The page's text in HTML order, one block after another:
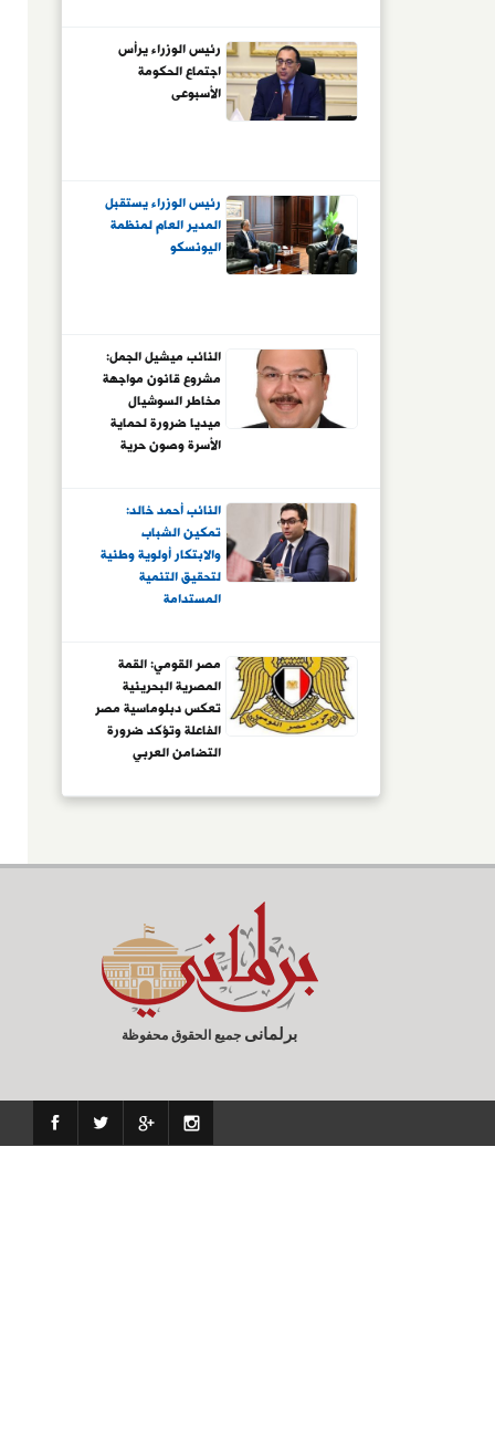
رئيس الوزراء يرأس
اجتماع الحكومة
الأسبوعى
رئيس الوزراء يستقبل
المدير العام لمنظمة
اليونسكو
النائب ميشيل الجمل:
مشروع قانون مواجهة
مخاطر السوشيال
ميديا ضرورة لحماية
الأسرة وصون حرية
النائب أحمد خالد:
تمكين الشباب
والابتكار أولوية وطنية
لتحقيق التنمية
المستدامة
مصر القومي: القمة
المصرية البحرينية
تعكس دبلوماسية مصر
الفاعلة وتؤكد ضرورة
التضامن العربي
المرحلة
برلمانى